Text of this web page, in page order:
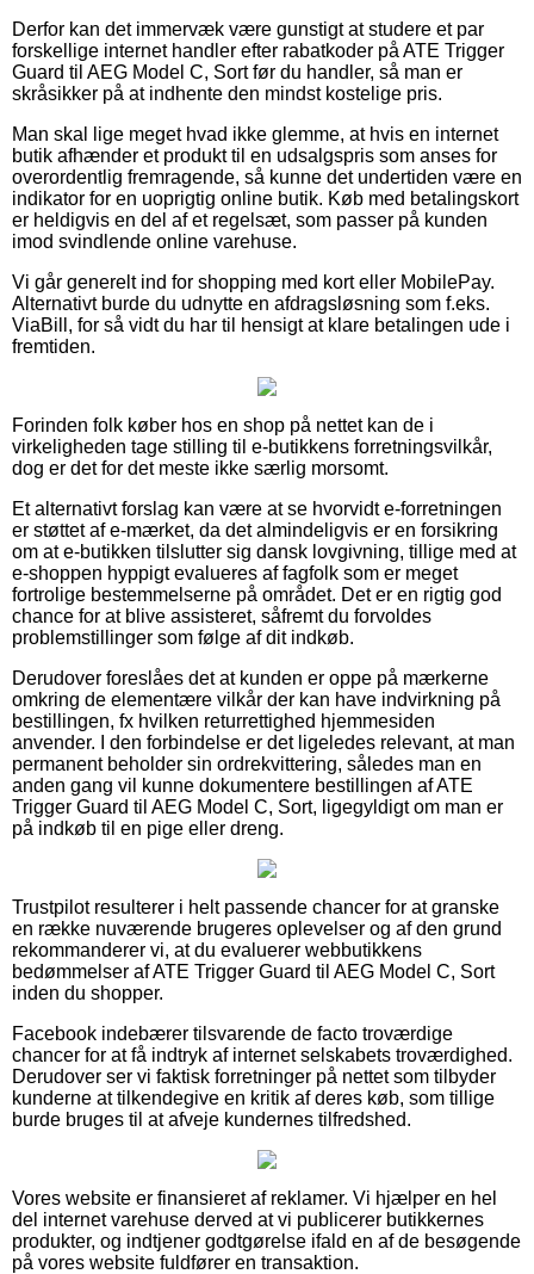
Derfor kan det immervæk være gunstigt at studere et par
forskellige internet handler efter rabatkoder på ATE Trigger
Guard til AEG Model C, Sort før du handler, så man er
skråsikker på at indhente den mindst kostelige pris.
Man skal lige meget hvad ikke glemme, at hvis en internet
butik afhænder et produkt til en udsalgspris som anses for
overordentlig fremragende, så kunne det undertiden være en
indikator for en uoprigtig online butik. Køb med betalingskort
er heldigvis en del af et regelsæt, som passer på kunden
imod svindlende online varehuse.
Vi går generelt ind for shopping med kort eller MobilePay.
Alternativt burde du udnytte en afdragsløsning som f.eks.
ViaBill, for så vidt du har til hensigt at klare betalingen ude i
fremtiden.
Forinden folk køber hos en shop på nettet kan de i
virkeligheden tage stilling til e-butikkens forretningsvilkår,
dog er det for det meste ikke særlig morsomt.
Et alternativt forslag kan være at se hvorvidt e-forretningen
er støttet af e-mærket, da det almindeligvis er en forsikring
om at e-butikken tilslutter sig dansk lovgivning, tillige med at
e-shoppen hyppigt evalueres af fagfolk som er meget
fortrolige bestemmelserne på området. Det er en rigtig god
chance for at blive assisteret, såfremt du forvoldes
problemstillinger som følge af dit indkøb.
Derudover foreslåes det at kunden er oppe på mærkerne
omkring de elementære vilkår der kan have indvirkning på
bestillingen, fx hvilken returrettighed hjemmesiden
anvender. I den forbindelse er det ligeledes relevant, at man
permanent beholder sin ordrekvittering, således man en
anden gang vil kunne dokumentere bestillingen af ATE
Trigger Guard til AEG Model C, Sort, ligegyldigt om man er
på indkøb til en pige eller dreng.
Trustpilot resulterer i helt passende chancer for at granske
en række nuværende brugeres oplevelser og af den grund
rekommanderer vi, at du evaluerer webbutikkens
bedømmelser af ATE Trigger Guard til AEG Model C, Sort
inden du shopper.
Facebook indebærer tilsvarende de facto troværdige
chancer for at få indtryk af internet selskabets troværdighed.
Derudover ser vi faktisk forretninger på nettet som tilbyder
kunderne at tilkendegive en kritik af deres køb, som tillige
burde bruges til at afveje kundernes tilfredshed.
Vores website er finansieret af reklamer. Vi hjælper en hel
del internet varehuse derved at vi publicerer butikkernes
produkter, og indtjener godtgørelse ifald en af de besøgende
på vores website fuldfører en transaktion.